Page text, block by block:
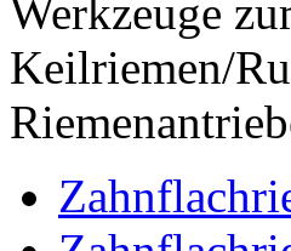
Werkzeuge
Keilriemen/